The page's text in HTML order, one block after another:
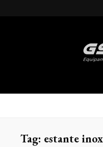
Gsteel
Tag: estante